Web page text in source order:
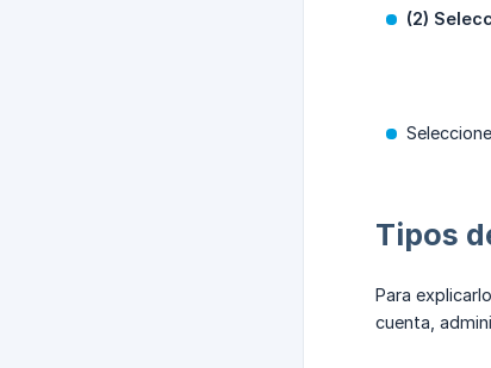
(2)
Tipos
Para
cuenta,